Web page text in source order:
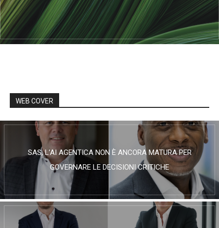
WEB COVER
SAS, L’AI AGENTICA NON È ANCORA MATURA PER
GOVERNARE LE DECISIONI CRITICHE